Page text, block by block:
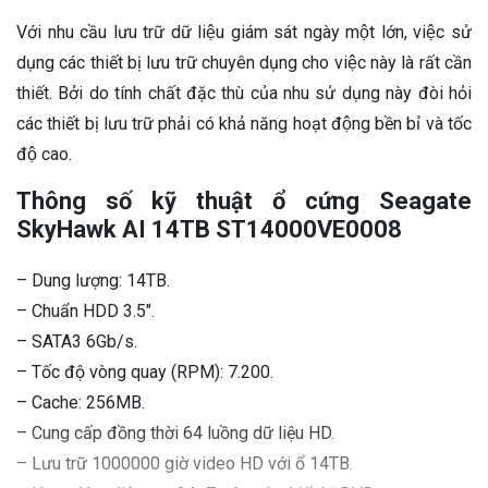
Với nhu cầu lưu trữ dữ liệu giám sát ngày một lớn, việc sử
dụng các thiết bị lưu trữ chuyên dụng cho việc này là rất cần
thiết. Bởi do tính chất đặc thù của nhu sử dụng này đòi hỏi
các thiết bị lưu trữ phải có khả năng hoạt động bền bỉ và tốc
độ cao.
Thông số kỹ thuật ổ cứng Seagate
SkyHawk AI 14TB ST14000VE0008
– Dung lượng: 14TB.
– Chuẩn HDD 3.5″.
– SATA3 6Gb/s.
– Tốc độ vòng quay (RPM): 7.200.
– Cache: 256MB.
– Cung cấp đồng thời 64 luồng dữ liệu HD.
– Lưu trữ 1000000 giờ video HD với ổ 14TB.